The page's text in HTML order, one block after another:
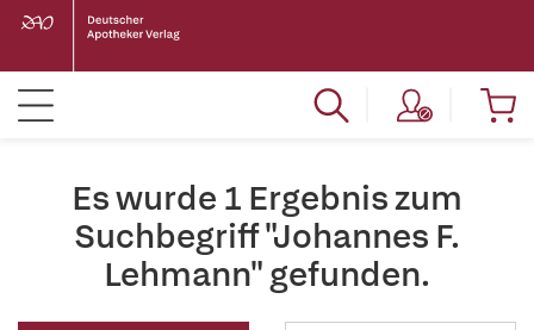
Es wurde 1 Ergebnis zum
Suchbegriff "Johannes F.
Lehmann" gefunden.